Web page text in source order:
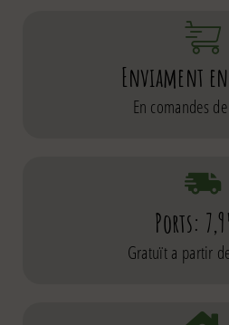
Enviament
En comandes de
Ports:
Gratuït a partir